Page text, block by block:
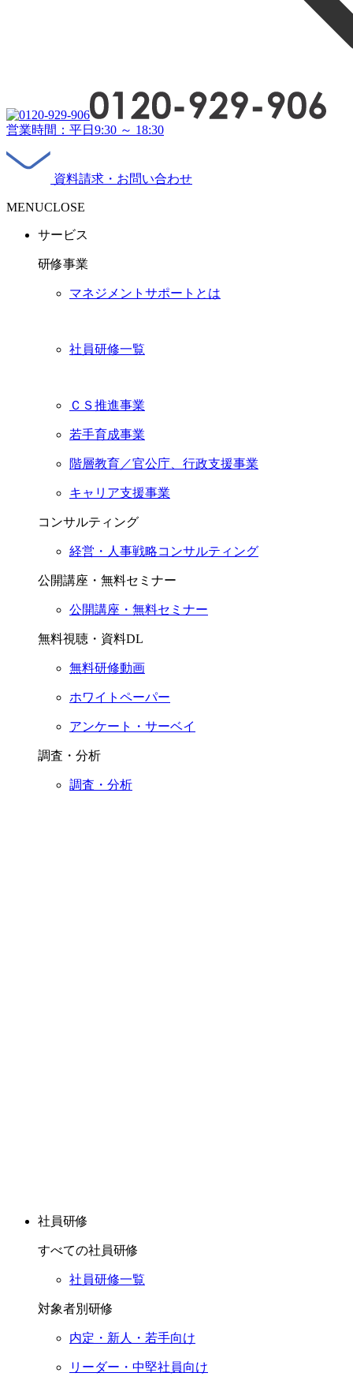
営業時間：平日9:30 ～ 18:30
資料請求・お問い合わせ
MENUCLOSE
サービス
研修事業
マネジメントサポートとは
社員研修一覧
ＣＳ推進事業
若手育成事業
階層教育／官公庁、行政支援事業
キャリア支援事業
コンサルティング
経営・人事戦略コンサルティング
公開講座・無料セミナー
公開講座・無料セミナー
無料視聴・資料DL
無料研修動画
ホワイトペーパー
アンケート・サーベイ
調査・分析
調査・分析
社員研修
すべての社員研修
社員研修一覧
対象者別研修
内定・新人・若手向け
リーダー・中堅社員向け